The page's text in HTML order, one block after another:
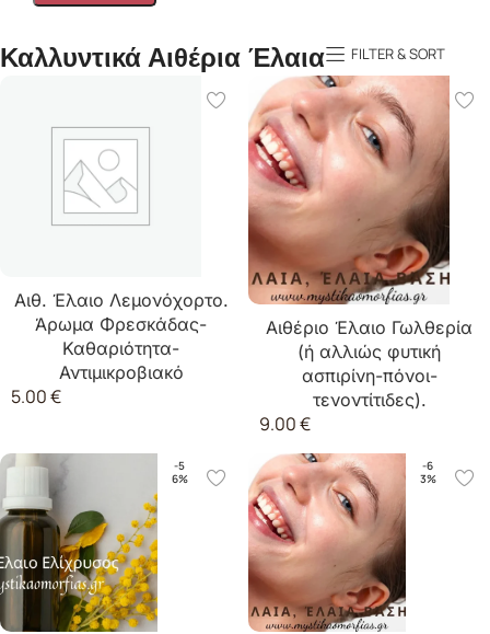
Καλλυντικά Αιθέρια Έλαια FILTER & SORT
Αιθ. Έλαιο Λεμονόχορτο.
Άρωμα Φρεσκάδας-
Καθαριότητα-
Αντιμικροβιακό
5.00€
Αιθέριο Έλαιο Γωλθερία
(ή αλλιώς φυτική
ασπιρίνη-πόνοι-
τενοντίτιδες).
9.00€
-5
6%
-6
3%